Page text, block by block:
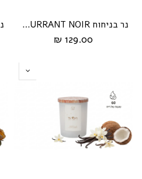
נר בניחוח CURRANT NOIR מבית Whick
129.00 ₪